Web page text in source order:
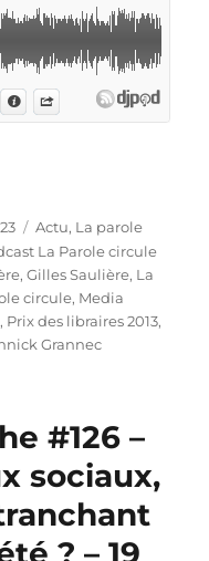
Catégories
Actu, La parole
La Parole circule
,Gilles Saulière, La
circule, Media
, Prix des libraires 2013,
Grannec
#126 –
sociaux,
? – 19